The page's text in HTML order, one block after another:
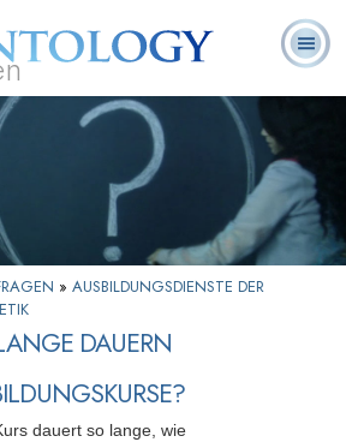
Ehrenamtliche
Geistliche
Häufig gestellte
Fragen
» AUSBILDUNGSDIENSTE DER
DAUERN
dauert so lange, wie